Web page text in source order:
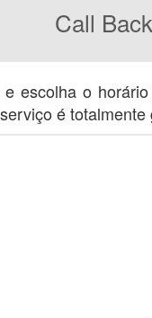
Call
escolha o
é totalmente